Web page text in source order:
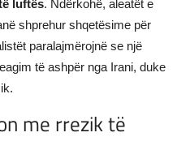
luftës. Ndërkohë, aleatët e
shprehur shqetësime për
paralajmërojnë se një
të ashpër nga Irani, duke
me rrezik të